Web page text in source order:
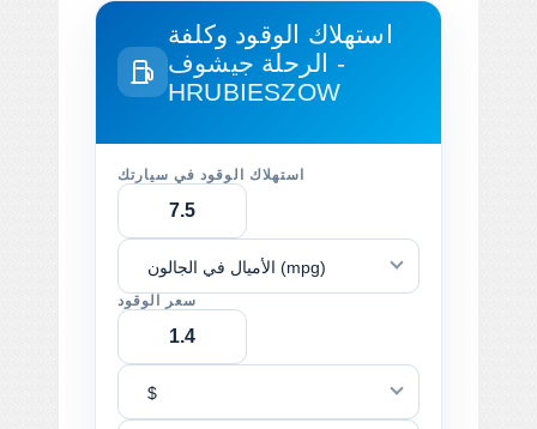
استهلاك الوقود وكلفة
الرحلة جيشوف -
HRUBIESZOW
استهلاك الوقود في سيارتك
الأميال في الجالون (mpg)
سعر الوقود
$